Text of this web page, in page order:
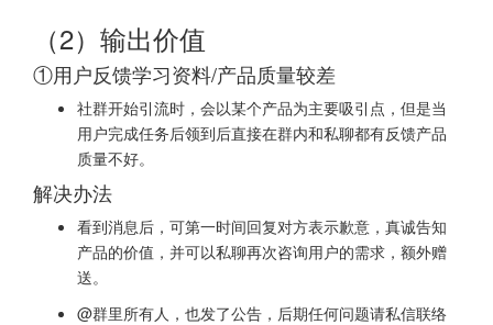
（2）输出价值
①用户反馈学习资料/产品质量较差
社群开始引流时，会以某个产品为主要吸引点，但是当
用户完成任务后领到后直接在群内和私聊都有反馈产品
质量不好。
解决办法
看到消息后，可第一时间回复对方表示歉意，真诚告知
产品的价值，并可以私聊再次咨询用户的需求，额外赠
送。
@群里所有人，也发了公告，后期任何问题请私信联络